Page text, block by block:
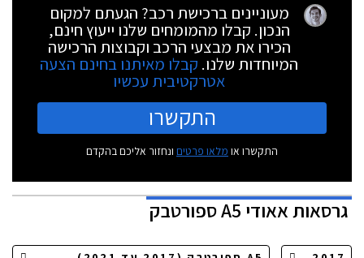
מעוניינים ברכישת רכב? הגעתם למקום
הנכון. קבלו מהמומחים שלנו ייעוץ חינם,
הכירו את מבצעי הרכב וקבוצות הרכישה
המיוחדות שלנו. קבלו מאיתנו בחינם הצעה
אטרקטיבית עכשיו
התקשרו
התקשרו או מלאו פרטים ונחזור אליכם בהקדם
גרסאותאאודי A5 ספורטבק